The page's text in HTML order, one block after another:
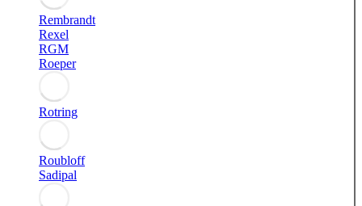
Rembrandt
Rexel
RGM
Roeper
Rotring
Roubloff
Sadipal